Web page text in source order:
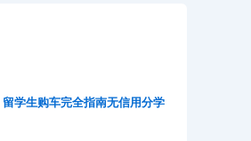
留学生购车完全指南无信用分学